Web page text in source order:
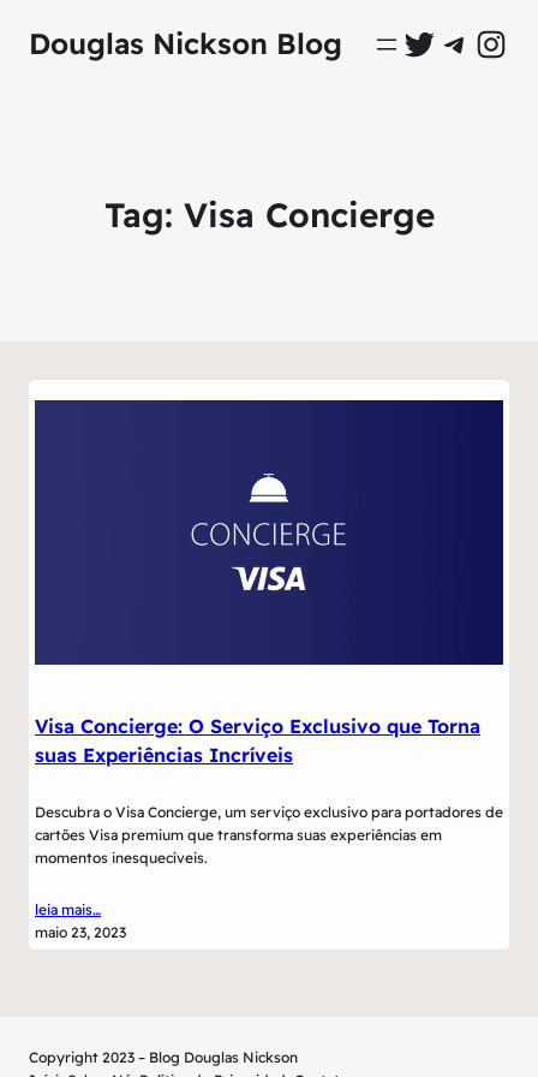
Douglas Nickson Blog Perfil Oficial no Twitter
Grupo Oficial no
Perfil
Tag: Visa Concierge
Visa Concierge: O Serviço Exclusivo que Torna
suas Experiências Incríveis
Descubra o Visa Concierge, um serviço exclusivo para portadores de
cartões Visa premium que transforma suas experiências em
momentos inesquecíveis.
leia mais…
maio 23, 2023
Copyright 2023 – Blog Douglas Nickson